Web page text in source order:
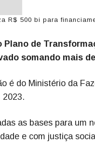
R$ 500 bi para
Plano de
somando mais
é do Ministério da
2023.
as bases para um
e com justiça